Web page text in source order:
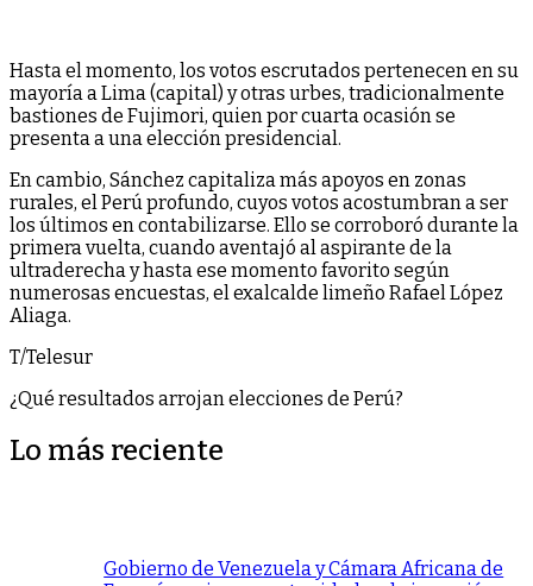
Hasta el momento, los votos escrutados pertenecen en su
mayoría a Lima (capital) y otras urbes, tradicionalmente
bastiones de Fujimori, quien por cuarta ocasión se
presenta a una elección presidencial.
En cambio, Sánchez capitaliza más apoyos en zonas
rurales, el Perú profundo, cuyos votos acostumbran a ser
los últimos en contabilizarse. Ello se corroboró durante la
primera vuelta, cuando aventajó al aspirante de la
ultraderecha y hasta ese momento favorito según
numerosas encuestas, el exalcalde limeño Rafael López
Aliaga.
T/Telesur
¿Qué resultados arrojan elecciones de Perú?
Lo más reciente
Gobierno de Venezuela y Cámara Africana de